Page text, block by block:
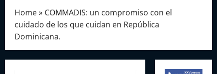
Home» COMMADIS: un compromiso con el
cuidado de los que cuidan en República
Dominicana.